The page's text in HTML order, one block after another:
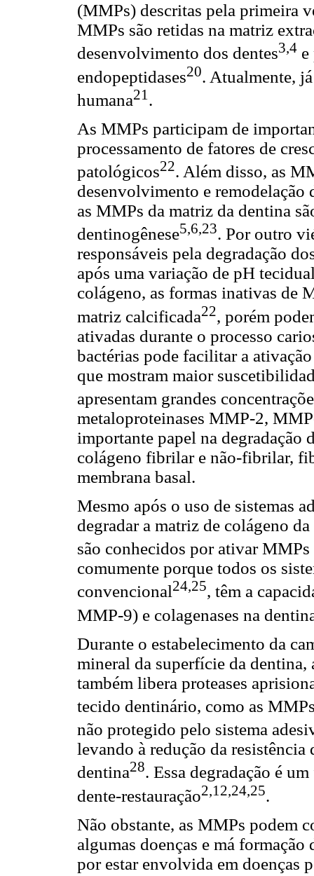
(MMPs) descritas pela primeira
MMPs são retidas na matriz
desenvolvimento dos dentes3,4 e
endopeptidases20. Atualmente,
humana21 .
As MMPs participam de
processamento de fatores de
patológicos22. Além disso, as
desenvolvimento e remodelação
as MMPs da matriz da dentina
dentinogênese5,6,23. Por outro
responsáveis pela degradação
após uma variação de pH
colágeno, as formas inativas de
matriz calcificada22, porém
ativadas durante o processo
bactérias pode facilitar a
que mostram maior
apresentam grandes
metaloproteinases MMP-2,
importante papel na degradação
colágeno fibrilar e não-fibrilar,
membrana basal.
Mesmo após o uso de sistemas
degradar a matriz de colágeno
são conhecidos por ativar MMPs
comumente porque todos os
convencional24,25, têm a
MMP-9) e colagenases na
Durante o estabelecimento da
mineral da superfície da
também libera proteases
tecido dentinário, como as
não protegido pelo sistema
levando à redução da resistência
dentina28. Essa degradação é
dente-restauração2,12,24,25.
Não obstante, as MMPs podem
algumas doenças e má
por estar envolvida em doenças